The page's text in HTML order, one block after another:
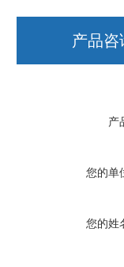
产品咨
产
您的单
您的姓